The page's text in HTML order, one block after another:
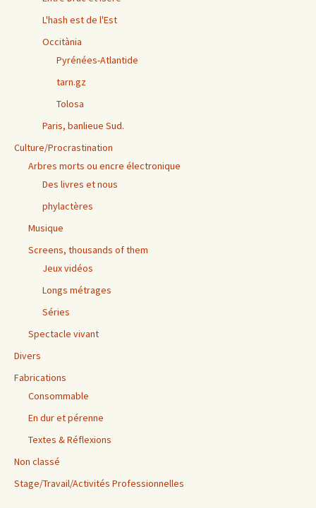
L'hash est de l'Est
Occitània
Pyrénées-Atlantide
tarn.gz
Tolosa
Paris, banlieue Sud.
Culture/Procrastination
Arbres morts ou encre électronique
Des livres et nous
phylactères
Musique
Screens, thousands of them
Jeux vidéos
Longs métrages
Séries
Spectacle vivant
Divers
Fabrications
Consommable
En dur et pérenne
Textes & Réflexions
Non classé
Stage/Travail/Activités Professionnelles